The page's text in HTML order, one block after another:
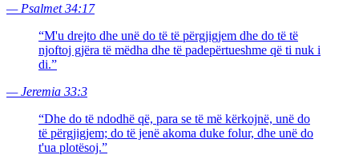
— Psalmet 34:17
“M'u drejto dhe unë do të të përgjigjem dhe do të të
njoftoj gjëra të mëdha dhe të padepërtueshme që ti nuk i
di.”
—Jeremia 33:3
“Dhe do të ndodhë që, para se të më kërkojnë, unë do
të përgjigjem; do të jenë akoma duke folur, dhe unë do
t'ua plotësoj.”